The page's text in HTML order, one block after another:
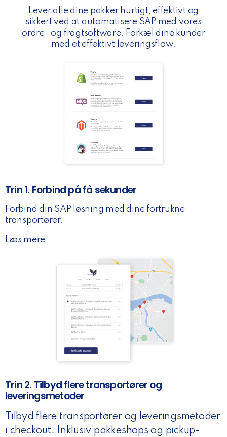
Lever alle dine pakker hurtigt, effektivt og
sikkert ved at automatisere SAP med vores
ordre- og fragtsoftware. Forkæl dine kunder
med et effektivt leveringsflow.
Trin 1. Forbind på få sekunder
Forbind din SAP løsning med dine fortrukne
transportører.
Læs mere
Trin 2. Tilbyd flere transportører og
leveringsmetoder
Tilbyd flere transportører og leveringsmetoder
i checkout. Inklusiv pakkeshops og pickup-